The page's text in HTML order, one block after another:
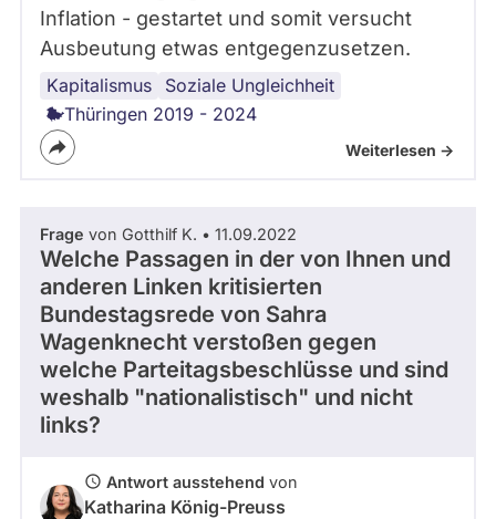
Inflation - gestartet und somit versucht
Ausbeutung etwas entgegenzusetzen.
Kapitalismus Soziale Ungleichheit
Inflation
Sozialismus
DIE
LINKE
Thüringen 2019 - 2024
Weiterlesen ->
Frage von Gotthilf K. • 11.09.2022
Welche Passagen in der von Ihnen und
anderen Linken kritisierten
Bundestagsrede von Sahra
Wagenknecht verstoßen gegen
welche Parteitagsbeschlüsse und sind
weshalb "nationalistisch" und nicht
links?
Antwort ausstehend von
Katharina König-Preuss